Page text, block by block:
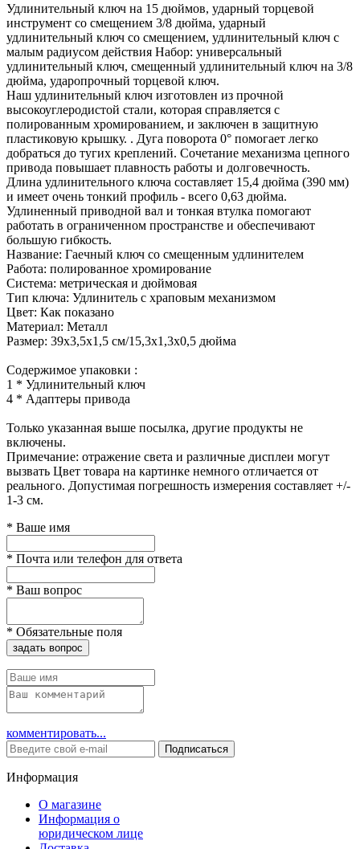
Удлинительный ключ на 15 дюймов, ударный торцевой
инструмент со смещением 3/8 дюйма, ударный
удлинительный ключ со смещением, удлинительный ключ с
малым радиусом действия Набор: универсальный
удлинительный ключ, смещенный удлинительный ключ на 3/8
дюйма, ударопрочный торцевой ключ.
Наш удлинительный ключ изготовлен из прочной
высокоуглеродистой стали, которая справляется с
полированным хромированием, и заключен в защитную
пластиковую крышку. . Дуга поворота 0° помогает легко
добраться до тугих креплений. Сочетание механизма цепного
привода повышает плавность работы и долговечность.
Длина удлинительного ключа составляет 15,4 дюйма (390 мм)
и имеет очень тонкий профиль - всего 0,63 дюйма.
Удлиненный приводной вал и тонкая втулка помогают
работать в ограниченном пространстве и обеспечивают
большую гибкость.
Название: Гаечный ключ со смещенным удлинителем
Работа: полированное хромирование
Система: метрическая и дюймовая
Тип ключа: Удлинитель с храповым механизмом
Цвет: Как показано
Материал: Металл
Размер: 39x3,5x1,5 см/15,3x1,3x0,5 дюйма
Содержимое упаковки :
1 * Удлинительный ключ
4 * Адаптеры привода
Только указанная выше посылка, другие продукты не
включены.
Примечание: отражение света и различные дисплеи могут
вызвать Цвет товара на картинке немного отличается от
реального. Допустимая погрешность измерения составляет +/-
1-3 см.
* Ваше имя
* Почта или телефон для ответа
* Ваш вопрос
* Обязательные поля
задать вопрос
комментировать...
Подписаться
Информация
О магазине
Информация о
юридическом лице